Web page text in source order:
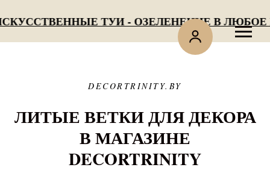
ТУИ - ОЗЕЛЕНЕНИЕ В ЛЮБОЕ
DECORTRINITY.BY
ЛИТЫЕ ВЕТКИ ДЛЯ ДЕКОРА
В МАГАЗИНЕ
DECORTRINITY